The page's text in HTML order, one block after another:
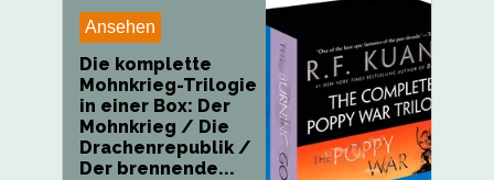
Ansehen
Die komplette
Mohnkrieg-Trilogie
in einer Box: Der
Mohnkrieg / Die
Drachenrepublik /
Der brennende...